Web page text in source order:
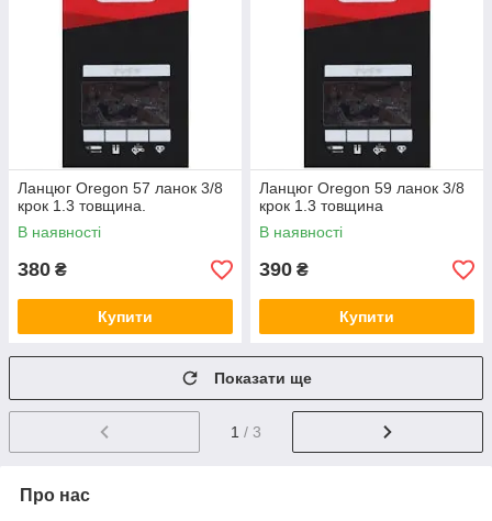
Ланцюг Oregon 57 ланок 3/8
крок 1.3 товщина.
В наявності
380 ₴
Купити
Ланцюг Oregon 59 ланок 3/8
крок 1.3 товщина
В наявності
390 ₴
Купити
Показати ще
1 / 3
Про нас